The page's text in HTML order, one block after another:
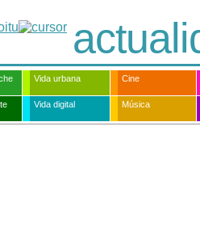
Vida urbana Cine
Vida digital Música